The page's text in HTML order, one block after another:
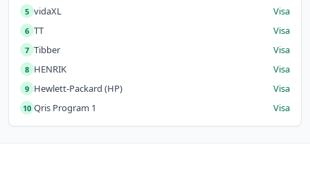
5 vidaXL Visa
6 TT Visa
7 Tibber Visa
8 HENRIK Visa
9 Hewlett-Packard (HP) Visa
10 Qris Program 1 Visa